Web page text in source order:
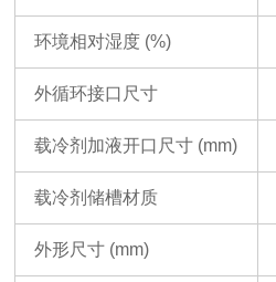
环境相对湿度 (%)
外循环接口尺寸
载冷剂加液开口尺寸 (mm)
载冷剂储槽材质
外形尺寸 (mm)